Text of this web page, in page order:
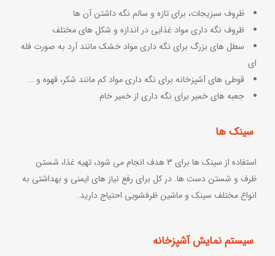
ظروف سبزیجات، برای تازه و سالم نگه داشتن آن ها
ظروف نگه داری مواد غذایی در اندازه و شکل های مختلف
سطل های بزرگ برای نگه داری مواد خشک مانند آرد به صورت فله
ای
قوطی های آشپزخانه برای نگه داری مواد کم مانند شکر، قهوه و …
جعبه های خمیر برای نگه داری از خمیر خام
سینک ها
استفاده از سینک ها برای 3 هدف انجام می شود، تهیه غذا، شستن
ظرف و شستن دست ها. در کل برای رفع نیاز های ایمنی و بهداشتی به
انواع مختلف سینک و ماشین ظرفشویی احتیاج دارید.
سیستم نمایش آشپزخانه